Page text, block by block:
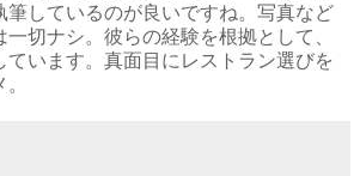
筆しているのが良いですね。写真など
切ナシ。彼らの経験を根拠として、
ています。真面目にレストラン選びを